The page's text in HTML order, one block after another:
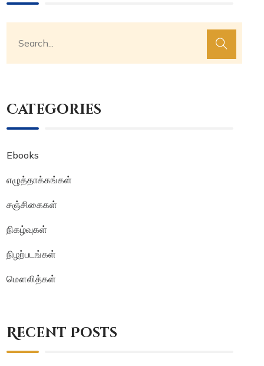
Categories
Ebooks
எழுத்தாக்கங்கள்
சஞ்சிகைகள்
நிகழ்வுகள்
நிழற்படங்கள்
மௌலித்கள்
Recent Posts